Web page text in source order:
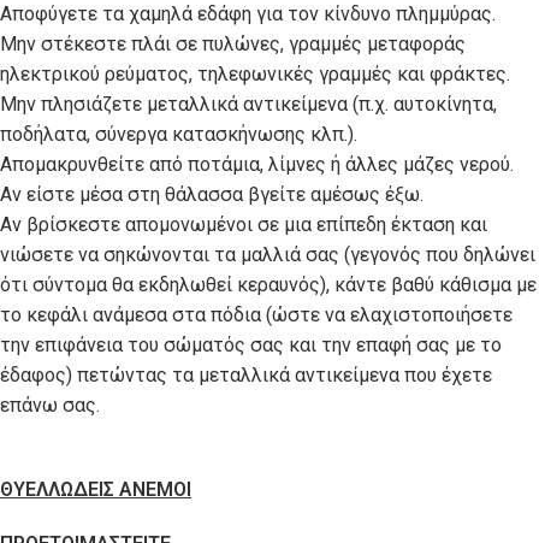
Αποφύγετε τα χαμηλά εδάφη για τον κίνδυνο πλημμύρας.
Μην στέκεστε πλάι σε πυλώνες, γραμμές μεταφοράς
ηλεκτρικού ρεύματος, τηλεφωνικές γραμμές και φράκτες.
Μην πλησιάζετε μεταλλικά αντικείμενα (π.χ. αυτοκίνητα,
ποδήλατα, σύνεργα κατασκήνωσης κλπ.).
Απομακρυνθείτε από ποτάμια, λίμνες ή άλλες μάζες νερού.
Αν είστε μέσα στη θάλασσα βγείτε αμέσως έξω.
Αν βρίσκεστε απομονωμένοι σε μια επίπεδη έκταση και
νιώσετε να σηκώνονται τα μαλλιά σας (γεγονός που δηλώνει
ότι σύντομα θα εκδηλωθεί κεραυνός), κάντε βαθύ κάθισμα με
το κεφάλι ανάμεσα στα πόδια (ώστε να ελαχιστοποιήσετε
την επιφάνεια του σώματός σας και την επαφή σας με το
έδαφος) πετώντας τα μεταλλικά αντικείμενα που έχετε
επάνω σας.
ΘΥΕΛΛΩΔΕΙΣ ΑΝΕΜΟΙ